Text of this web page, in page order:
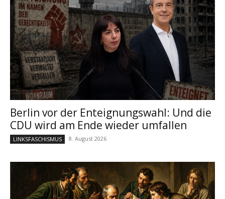
Berlin vor der Enteignungswahl: Und die
CDU wird am Ende wieder umfallen
LINKSFASCHISMUS 8. August 2026